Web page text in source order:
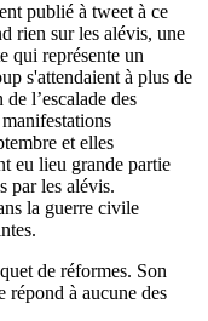
publié à tweet à ce
rien sur les alévis, une
qui représente un
s'attendaient à plus de
l’escalade des
et elles
eu lieu grande partie
par les alévis.
la guerre civile
de réformes. Son
répond à aucune des